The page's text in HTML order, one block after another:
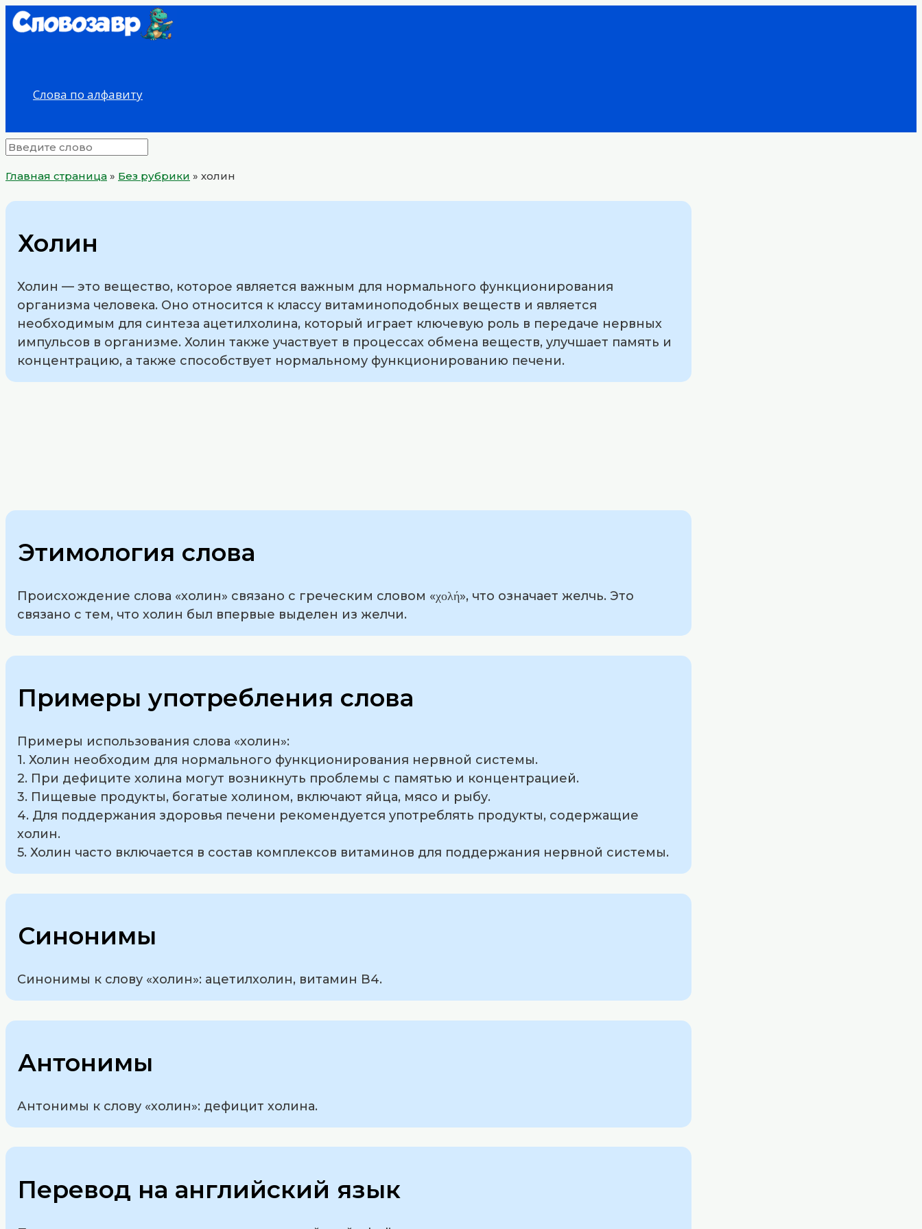
Перейти
Слова по алфавиту
Главная страница » Без рубрики » холин
Холин
Холин — это вещество, которое является важным для нормального функционирования
организма человека. Оно относится к классу витаминоподобных веществ и является
необходимым для синтеза ацетилхолина, который играет ключевую роль в передаче нервных
импульсов в организме. Холин также участвует в процессах обмена веществ, улучшает память и
концентрацию, а также способствует нормальному функционированию печени.
Этимология слова
Происхождение слова «холин» связано с греческим словом «χολή», что означает желчь. Это
связано с тем, что холин был впервые выделен из желчи.
Примеры употребления слова
Примеры использования слова «холин»:
1. Холин необходим для нормального функционирования нервной системы.
2. При дефиците холина могут возникнуть проблемы с памятью и концентрацией.
3. Пищевые продукты, богатые холином, включают яйца, мясо и рыбу.
4. Для поддержания здоровья печени рекомендуется употреблять продукты, содержащие
холин.
5. Холин часто включается в состав комплексов витаминов для поддержания нервной системы.
Синонимы
Синонимы к слову «холин»: ацетилхолин, витамин В4.
Антонимы
Антонимы к слову «холин»: дефицит холина.
Перевод на английский язык